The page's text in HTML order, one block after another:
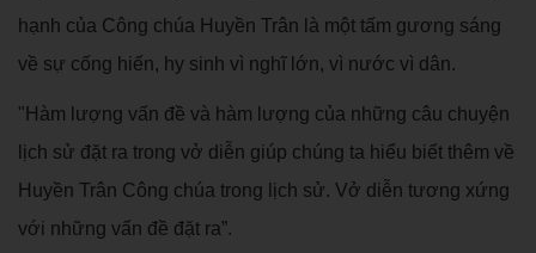
hạnh của Công chúa Huyền Trân là một tấm gương sáng
về sự cống hiến, hy sinh vì nghĩ lớn, vì nước vì dân.
"Hàm lượng vấn đề và hàm lượng của những câu chuyện
lịch sử đặt ra trong vở diễn giúp chúng ta hiểu biết thêm về
Huyền Trân Công chúa trong lịch sử. Vở diễn tương xứng
với những vấn đề đặt ra”.